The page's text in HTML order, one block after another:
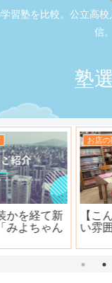
習塾を比較。公立高
信。
塾
面取材
肉ホール ニュー宝